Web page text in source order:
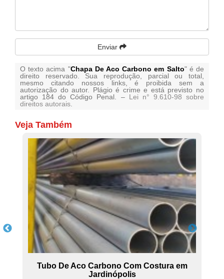
Enviar
O texto acima "Chapa De Aco Carbono em Salto" é de
direito reservado. Sua reprodução, parcial ou total,
mesmo citando nossos links, é proibida sem a
autorização do autor. Plágio é crime e está previsto no
artigo 184 do Código Penal. – Lei n° 9.610-98 sobre
direitos autorais
Veja Também
Tubo De Aco Carbono Com Costura em
Jardinópolis